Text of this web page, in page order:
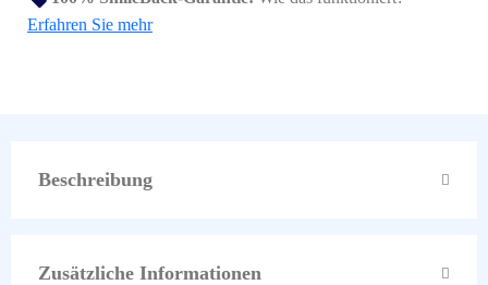
Erfahren Sie mehr
Beschreibung
Zusätzliche Informationen